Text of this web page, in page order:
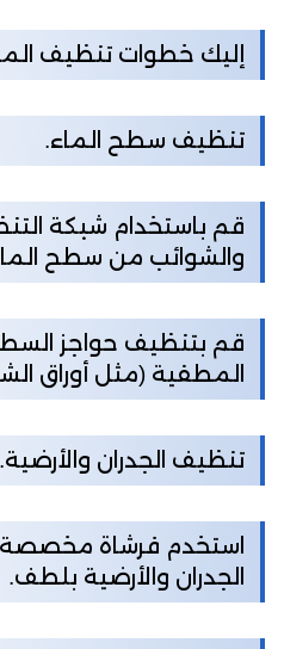
إليك خطوات تنظيف
تنظيف سطح الماء.
قم باستخدام شبكة
والشوائب من سطح
قم بتنظيف حواجز
المطفية (مثل أوراق
تنظيف الجدران والأرضية.
استخدم فرشاة
الجدران والأرضية بلطف.